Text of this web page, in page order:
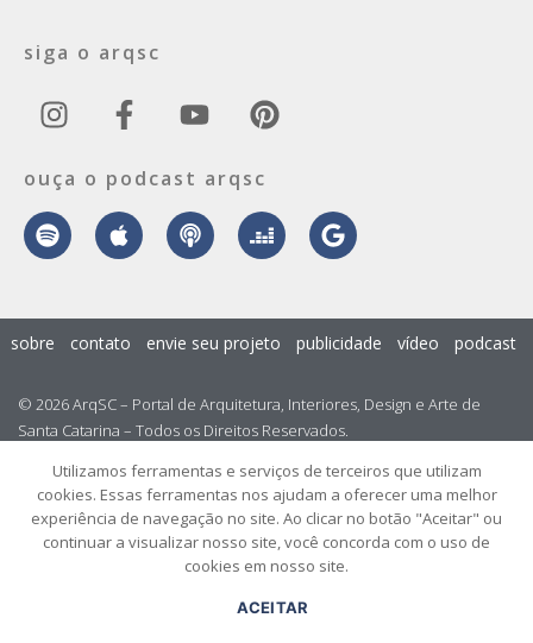
siga o arqsc
ouça o podcast arqsc
© 2026 ArqSC – Portal de Arquitetura, Interiores, Design e Arte de
Santa Catarina – Todos os Direitos Reservados.
sobre contato envie seu projeto publicidade vídeo podcast
Utilizamos ferramentas e serviços de terceiros que utilizam
cookies. Essas ferramentas nos ajudam a oferecer uma melhor
experiência de navegação no site. Ao clicar no botão "Aceitar" ou
continuar a visualizar nosso site, você concorda com o uso de
cookies em nosso site.
ACEITAR